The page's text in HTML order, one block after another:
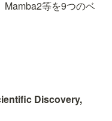
Mamba2等を9つのベ
Discovery,